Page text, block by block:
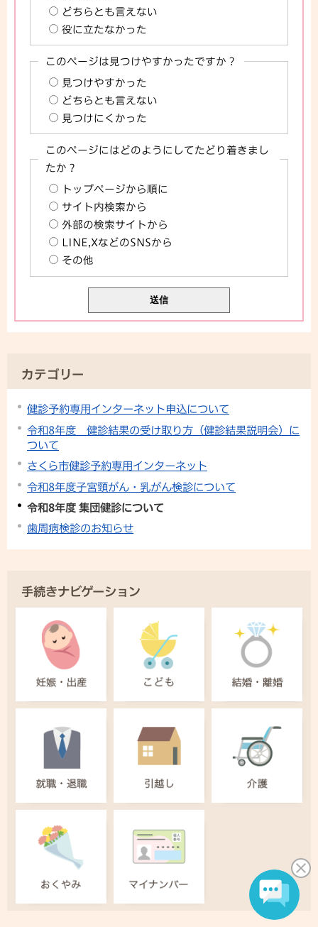
どちらとも言えない
役に立たなかった
このページは見つけやすかったですか？
見つけやすかった
どちらとも言えない
見つけにくかった
このページにはどのようにしてたどり着きまし
たか？
トップページから順に
サイト内検索から
外部の検索サイトから
LINE,XなどのSNSから
その他
カテゴリー
健診予約専用インターネット申込について
令和8年度 健診結果の受け取り方（健診結果説明会）に
ついて
さくら市健診予約専用インターネット
令和8年度子宮頸がん・乳がん検診について
令和8年度 集団健診について
歯周病検診のお知らせ
手続きナビゲーション